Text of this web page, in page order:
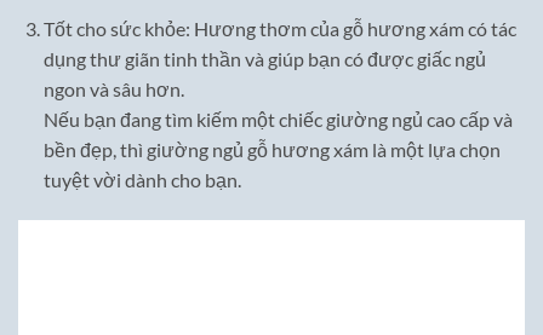
Tốt cho sức khỏe: Hương thơm của gỗ hương xám có tác
dụng thư giãn tinh thần và giúp bạn có được giấc ngủ
ngon và sâu hơn.
Nếu bạn đang tìm kiếm một chiếc giường ngủ cao cấp và
bền đẹp, thì giường ngủ gỗ hương xám là một lựa chọn
tuyệt vời dành cho bạn.